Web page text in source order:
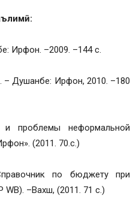
Ирфон. –2009. –144 с.
– Душанбе: Ирфон, 2010. –180
и проблемы неформальной
(2011. 70.с.)
по бюджету при
–Вахш, (2011. 71 с.)